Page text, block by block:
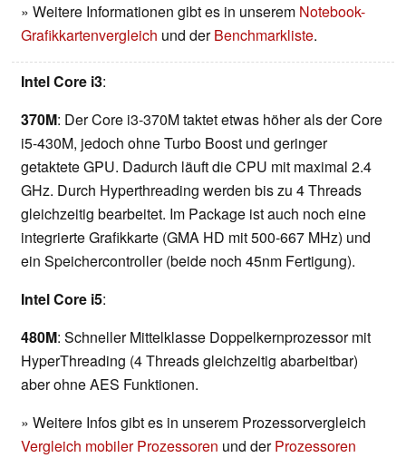
» Weitere Informationen gibt es in unserem Notebook-
Grafikkartenvergleich und derBenchmarkliste.
Intel Core i3:
370M: Der Core i3-370M taktet etwas höher als der Core
i5-430M, jedoch ohne Turbo Boost und geringer
getaktete GPU. Dadurch läuft die CPU mit maximal 2.4
GHz. Durch Hyperthreading werden bis zu 4 Threads
gleichzeitig bearbeitet. Im Package ist auch noch eine
integrierte Grafikkarte (GMA HD mit 500-667 MHz) und
ein Speichercontroller (beide noch 45nm Fertigung).
Intel Core i5:
480M: Schneller Mittelklasse Doppelkernprozessor mit
HyperThreading (4 Threads gleichzeitig abarbeitbar)
aber ohne AES Funktionen.
» Weitere Infos gibt es in unserem Prozessorvergleich
Vergleich mobiler Prozessoren und derProzessoren